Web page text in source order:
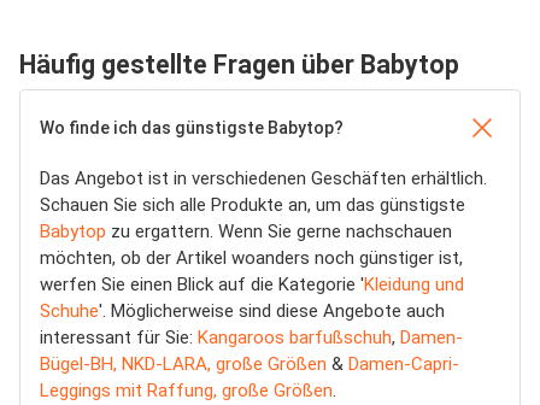
Häufig gestellte Fragen über Babytop
Wo finde ich das günstigste Babytop?
Das Angebot ist in verschiedenen Geschäften erhältlich.
Schauen Sie sich alle Produkte an, um das günstigste
Babytop zu ergattern. Wenn Sie gerne nachschauen
möchten, ob der Artikel woanders noch günstiger ist,
werfen Sie einen Blick auf die Kategorie 'Kleidung und
Schuhe'. Möglicherweise sind diese Angebote auch
interessant für Sie: Kangaroos barfußschuh, Damen-
Bügel-BH, NKD-LARA, große Größen & Damen-Capri-
Leggings mit Raffung, große Größen.